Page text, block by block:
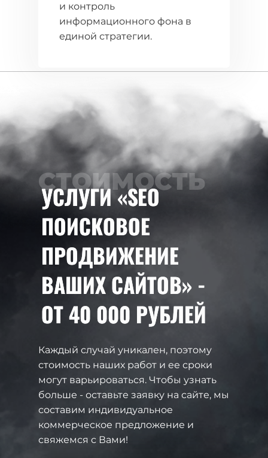
и контроль
информационного фона в
единой стратегии.
Каждый случай уникален, поэтому
стоимость наших работ и ее сроки
могут варьироваться. Чтобы узнать
больше - оставьте заявку на сайте, мы
составим индивидуальное
коммерческое предложение и
свяжемся с Вами!
УСЛУГИ «SEO
ПОИСКОВОЕ
ПРОДВИЖЕНИЕ
ВАШИХ САЙТОВ» -
ОТ 40 000 РУБЛЕЙ
СТОИМОСТЬ